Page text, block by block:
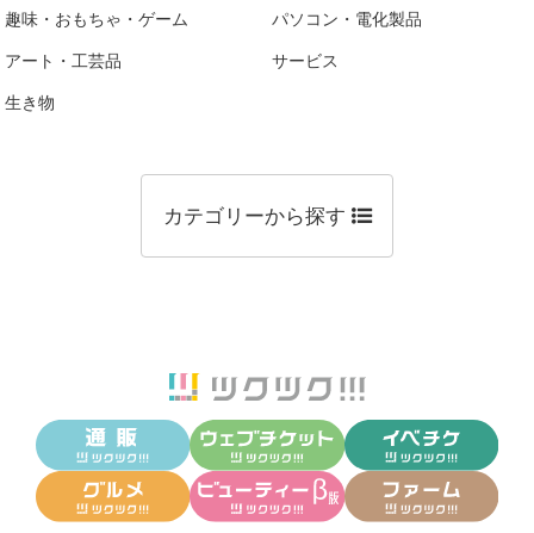
趣味・おもちゃ・ゲーム パソコン・電化製品
アート・工芸品 サービス
生き物
カテゴリーから探す